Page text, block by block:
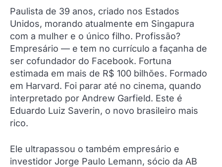
Paulista de 39 anos, criado nos Estados
Unidos, morando atualmente em Singapura
com a mulher e o único filho. Profissão?
Empresário — e tem no currículo a façanha de
ser cofundador do Facebook. Fortuna
estimada em mais de R$ 100 bilhões. Formado
em Harvard. Foi parar até no cinema, quando
interpretado por Andrew Garfield. Este é
Eduardo Luiz Saverin, o novo brasileiro mais
rico.
Ele ultrapassou o também empresário e
investidor Jorge Paulo Lemann, sócio da AB